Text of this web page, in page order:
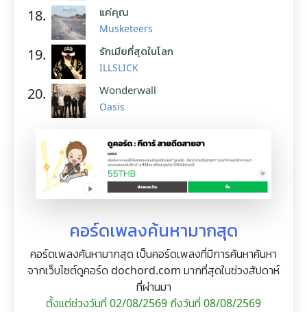
18. แค่คุณ
Musketeers
19. รักเมียที่สุดในโลก
ILLSLICK
20. Wonderwall
Oasis
คอร์ดเพลงค้นหามากสุด
คอร์ดเพลงค้นหามากสุด เป็นคอร์ดเพลงที่มีการค้นหาค้นหา
จากเว็บไซต์ดูคอร์ด dochord.com มากที่สุดในช่วงสัปดาห์
ที่ผ่านมา
ตั้งแต่ช่วงวันที่ 02/08/2569 ถึงวันที่ 08/08/2569